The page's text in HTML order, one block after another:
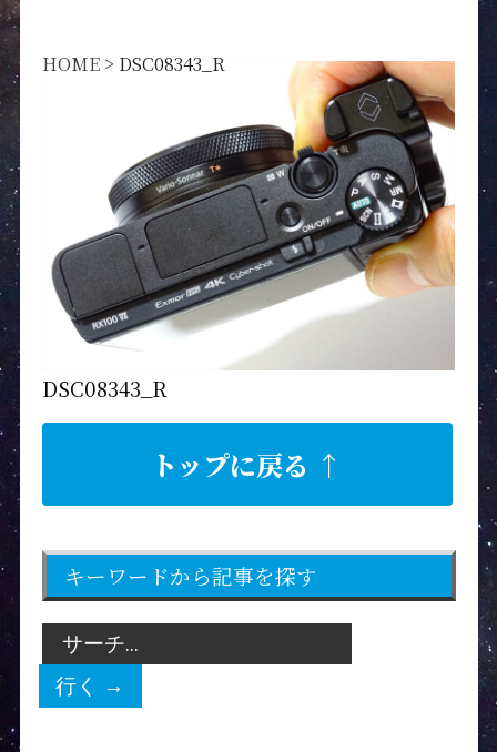
HOME> DSC08343_R
DSC08343_R
トップに戻る ↑
キーワードから記事を探す